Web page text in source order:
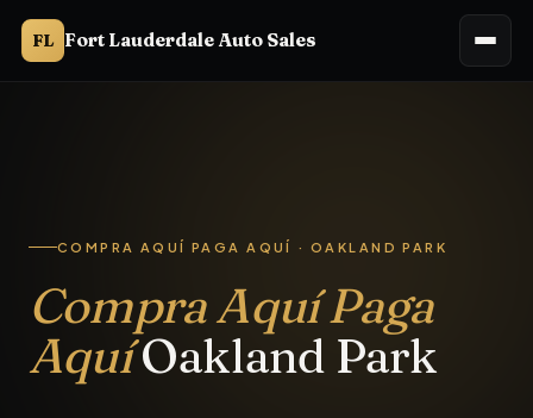
FL Fort Lauderdale Auto Sales
COMPRA AQUÍ PAGA AQUÍ · OAKLAND PARK
Compra Aquí Paga
AquíOakland Park